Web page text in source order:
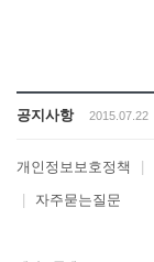
공지사항 2015.07.22
개인정보보호정책 |
|
자주묻는질문